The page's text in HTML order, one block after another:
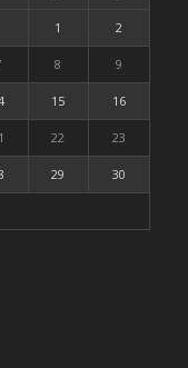
1 2
8 9
15 16
22 23
29 30